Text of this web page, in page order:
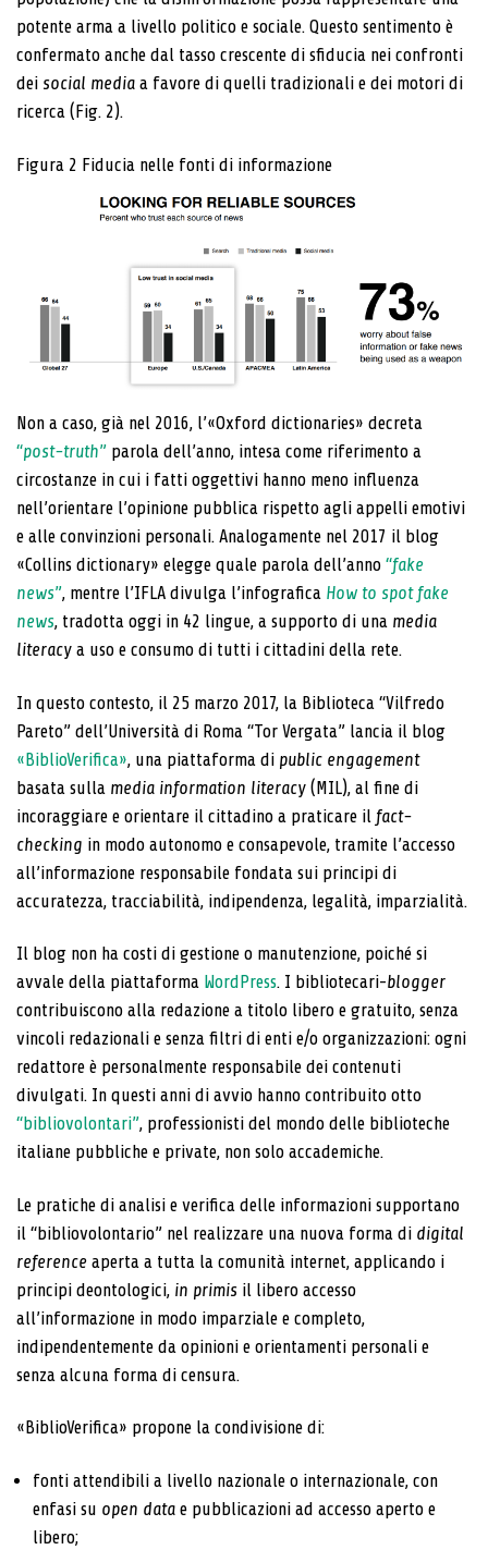
potente arma a livello politico e sociale. Questo sentimento è
confermato anche dal tasso crescente di sfiducia nei confronti
dei social media a favore di quelli tradizionali e dei motori di
ricerca (Fig. 2).
Figura 2 Fiducia nelle fonti di informazione
Non a caso, già nel 2016, l’«Oxford dictionaries» decreta
“post-truth” parola dell’anno, intesa come riferimento a
circostanze in cui i fatti oggettivi hanno meno influenza
nell’orientare l’opinione pubblica rispetto agli appelli emotivi
e alle convinzioni personali. Analogamente nel 2017 il blog
«Collins dictionary» elegge quale parola dell’anno “fake
news”, mentre l’IFLA divulga l’infografica How to spot fake
news, tradotta oggi in 42 lingue, a supporto di una media
literacy a uso e consumo di tutti i cittadini della rete.
In questo contesto, il 25 marzo 2017, la Biblioteca “Vilfredo
Pareto” dell’Università di Roma “Tor Vergata” lancia il blog
«BiblioVerifica», una piattaforma di public engagement
basata sulla media information literacy (MIL), al fine di
incoraggiare e orientare il cittadino a praticare il fact-
checking in modo autonomo e consapevole, tramite l’accesso
all’informazione responsabile fondata sui principi di
accuratezza, tracciabilità, indipendenza, legalità, imparzialità.
Il blog non ha costi di gestione o manutenzione, poiché si
avvale della piattaforma WordPress. I bibliotecari-blogger
contribuiscono alla redazione a titolo libero e gratuito, senza
vincoli redazionali e senza filtri di enti e/o organizzazioni: ogni
redattore è personalmente responsabile dei contenuti
divulgati. In questi anni di avvio hanno contribuito otto
“bibliovolontari”, professionisti del mondo delle biblioteche
italiane pubbliche e private, non solo accademiche.
Le pratiche di analisi e verifica delle informazioni supportano
il “bibliovolontario” nel realizzare una nuova forma di digital
reference aperta a tutta la comunità internet, applicando i
principi deontologici, in primis il libero accesso
all’informazione in modo imparziale e completo,
indipendentemente da opinioni e orientamenti personali e
senza alcuna forma di censura.
«BiblioVerifica» propone la condivisione di:
fonti attendibili a livello nazionale o internazionale, con
enfasi su open data e pubblicazioni ad accesso aperto e
libero;